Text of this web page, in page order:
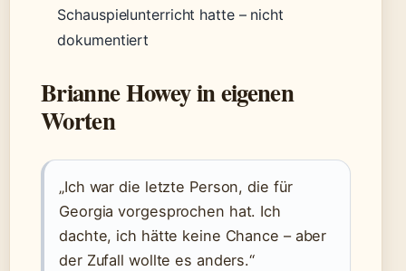
Schauspielunterricht hatte – nicht
dokumentiert
Brianne Howey in eigenen
Worten
„Ich war die letzte Person, die für
Georgia vorgesprochen hat. Ich
dachte, ich hätte keine Chance – aber
der Zufall wollte es anders.“